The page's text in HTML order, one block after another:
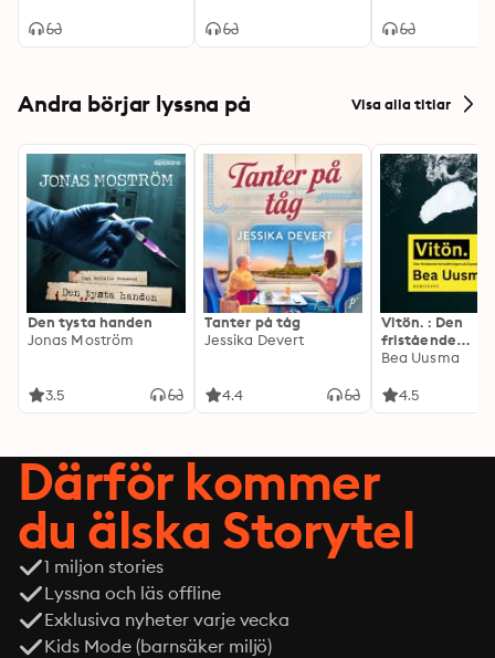
Andra börjar lyssna på Visa alla titlar
Den tysta handen
Jonas Moström
3.5
Tanter på tåg
Jessika Devert
4.4
Vitön. : Den
fristående
fortsättningen
Bea Uusma
4.5
Därför kommer
du älska Storytel
1 miljon stories
Lyssna och läs offline
Exklusiva nyheter varje vecka
Kids Mode (barnsäker miljö)